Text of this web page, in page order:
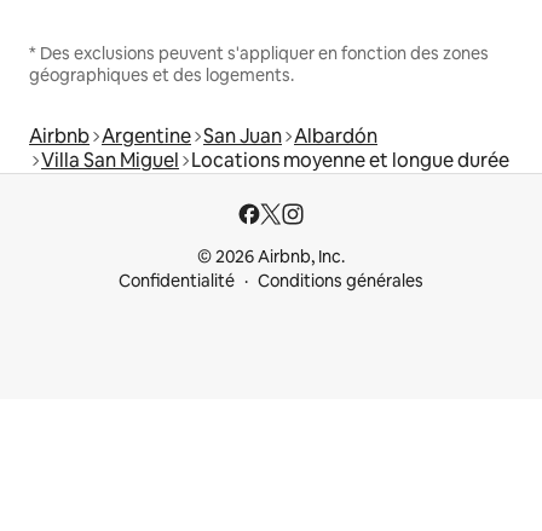
* Des exclusions peuvent s'appliquer en fonction des zones
géographiques et des logements.
Airbnb Argentine San Juan Albardón
Villa San Miguel Locations moyenne et longue durée
© 2026 Airbnb, Inc.
Confidentialité
Conditions générales